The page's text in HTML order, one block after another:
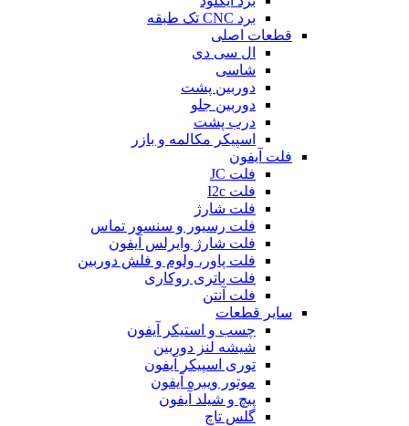
برد CNC تک طبقه
قطعات اصلی
ال سی دی
شاسی
دوربین پشت
دوربین جلو
درب پشت
اسپیکر مکالمه و بازر
فلت آیفون
فلت JC
فلت I2c
فلت شارژ
فلت رسیور و سنسور تماس
فلت شارژ وایرلس آیفون
فلت پاور، ولوم و فلش دوربین
فلت باتری روکاری
فلت آنتن
سایر قطعات
چسب و استیکر آیفون
شیشه لنز دوربین
توری اسپیکر آیفون
موتور ویبره آیفون
پیچ و شیلد آیفون
گلس تاچ